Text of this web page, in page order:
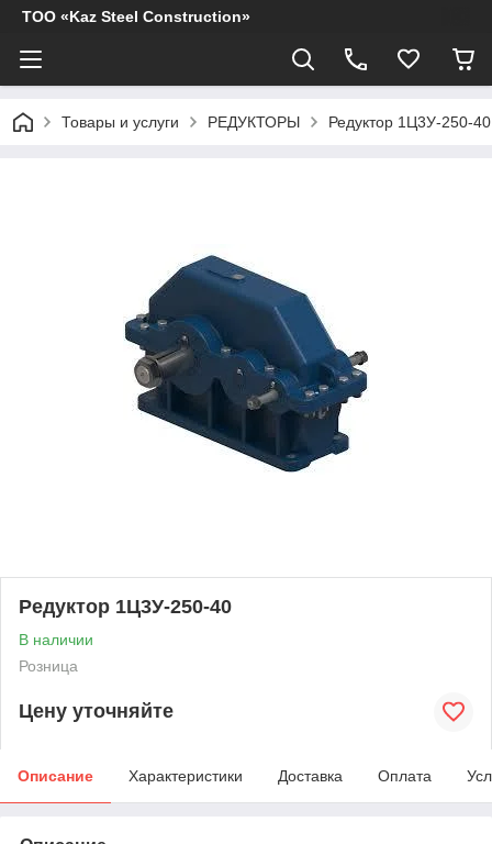
ТОО «Kaz Steel Construction»
Товары и услуги РЕДУКТОРЫ Редуктор 1Ц3У-250-40
Редуктор 1Ц3У-250-40
В наличии
Розница
Цену уточняйте
Описание Характеристики Доставка Оплата